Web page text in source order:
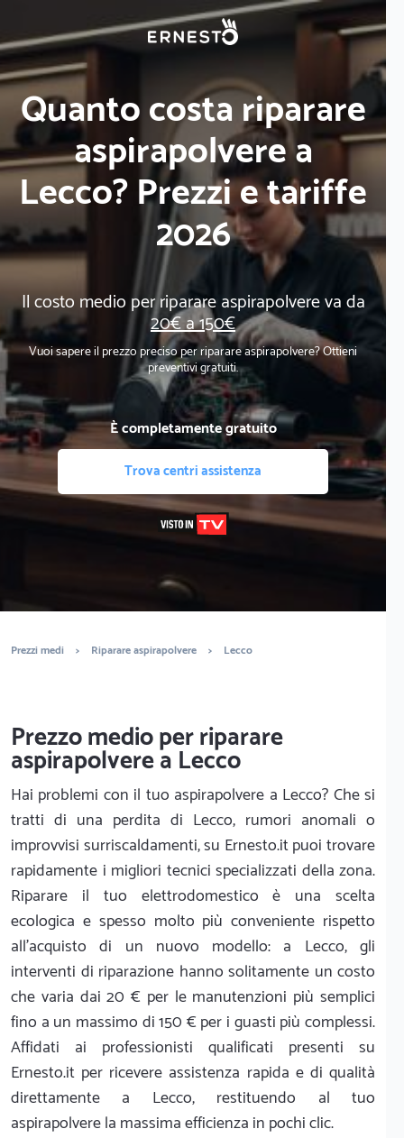
Quanto costa riparare
aspirapolvere a
Lecco? Prezzi e tariffe
2026
Il costo medio per riparare aspirapolvere va da
20€ a 150€
Vuoi sapere il prezzo preciso per riparare aspirapolvere? Ottieni
preventivi gratuiti.
È completamente gratuito
Trova centri assistenza
Prezzi medi > Riparare aspirapolvere > Lecco
Prezzo medio per riparare
aspirapolvere a Lecco
Hai problemi con il tuo aspirapolvere a Lecco? Che si
tratti di una perdita di Lecco, rumori anomali o
improvvisi surriscaldamenti, su Ernesto.it puoi trovare
rapidamente i migliori tecnici specializzati della zona.
Riparare il tuo elettrodomestico è una scelta
ecologica e spesso molto più conveniente rispetto
all'acquisto di un nuovo modello: a Lecco, gli
interventi di riparazione hanno solitamente un costo
che varia dai 20 € per le manutenzioni più semplici
fino a un massimo di 150 € per i guasti più complessi.
Affidati ai professionisti qualificati presenti su
Ernesto.it per ricevere assistenza rapida e di qualità
direttamente a Lecco, restituendo al tuo
aspirapolvere la massima efficienza in pochi clic.